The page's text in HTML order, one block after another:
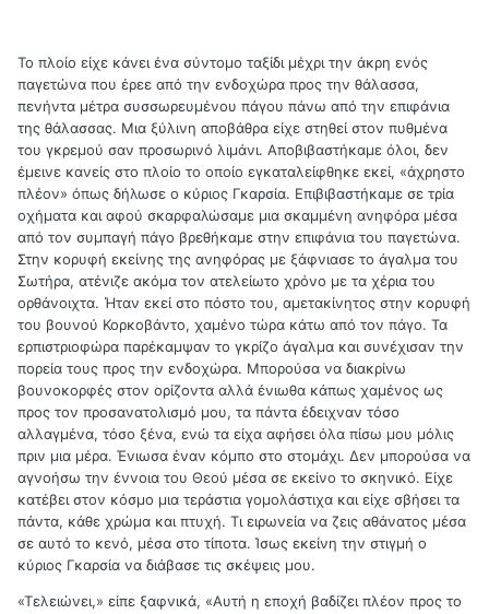
Το πλοίο είχε κάνει ένα σύντομο ταξίδι μέχρι την άκρη ενός
παγετώνα που έρεε από την ενδοχώρα προς την θάλασσα,
πενήντα μέτρα συσσωρευμένου πάγου πάνω από την επιφάνια
της θάλασσας. Μια ξύλινη αποβάθρα είχε στηθεί στον πυθμένα
του γκρεμού σαν προσωρινό λιμάνι. Αποβιβαστήκαμε όλοι, δεν
έμεινε κανείς στο πλοίο το οποίο εγκαταλείφθηκε εκεί, «άχρηστο
πλέον» όπως δήλωσε ο κύριος Γκαρσία. Επιβιβαστήκαμε σε τρία
οχήματα και αφού σκαρφαλώσαμε μια σκαμμένη ανηφόρα μέσα
από τον συμπαγή πάγο βρεθήκαμε στην επιφάνια του παγετώνα.
Στην κορυφή εκείνης της ανηφόρας με ξάφνιασε το άγαλμα του
Σωτήρα, ατένιζε ακόμα τον ατελείωτο χρόνο με τα χέρια του
ορθάνοιχτα. Ήταν εκεί στο πόστο του, αμετακίνητος στην κορυφή
του βουνού Κορκοβάντο, χαμένο τώρα κάτω από τον πάγο. Τα
ερπιστριοφώρα παρέκαμψαν το γκρίζο άγαλμα και συνέχισαν την
πορεία τους προς την ενδοχώρα. Μπορούσα να διακρίνω
βουνοκορφές στον ορίζοντα αλλά ένιωθα κάπως χαμένος ως
προς τον προσανατολισμό μου, τα πάντα έδειχναν τόσο
αλλαγμένα, τόσο ξένα, ενώ τα είχα αφήσει όλα πίσω μου μόλις
πριν μια μέρα. Ένιωσα έναν κόμπο στο στομάχι. Δεν μπορούσα να
αγνοήσω την έννοια του Θεού μέσα σε εκείνο το σκηνικό. Είχε
κατέβει στον κόσμο μια τεράστια γομολάστιχα και είχε σβήσει τα
πάντα, κάθε χρώμα και πτυχή. Τι ειρωνεία να ζεις αθάνατος μέσα
σε αυτό το κενό, μέσα στο τίποτα. Ίσως εκείνη την στιγμή ο
κύριος Γκαρσία να διάβασε τις σκέψεις μου.
«Τελειώνει,» είπε ξαφνικά, «Αυτή η εποχή βαδίζει πλέον προς το